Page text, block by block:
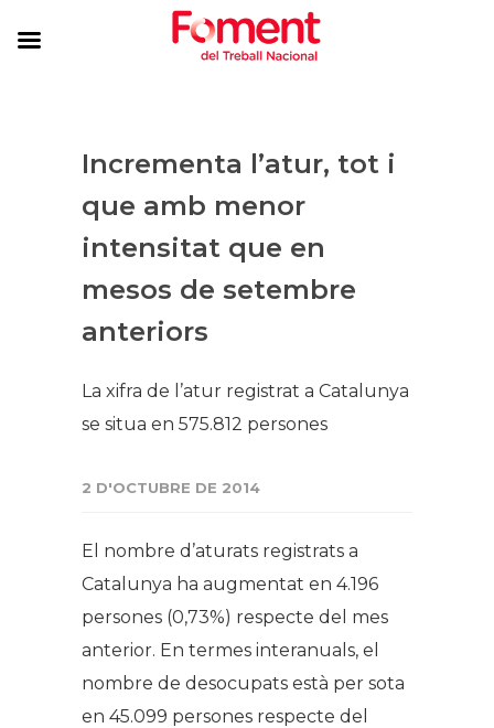
Incrementa l’atur, tot i
que amb menor
intensitat que en
mesos de setembre
anteriors
La xifra de l’atur registrat a Catalunya
se situa en 575.812 persones
2 D'OCTUBRE DE 2014
El nombre d’aturats registrats a
Catalunya ha augmentat en 4.196
persones (0,73%) respecte del mes
anterior. En termes interanuals, el
nombre de desocupats està per sota
en 45.099 persones respecte del